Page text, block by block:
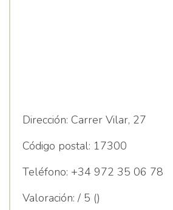
Dirección: Carrer Vilar, 27
Código postal: 17300
Teléfono: +34 972 35 06 78
Valoración: / 5 ()